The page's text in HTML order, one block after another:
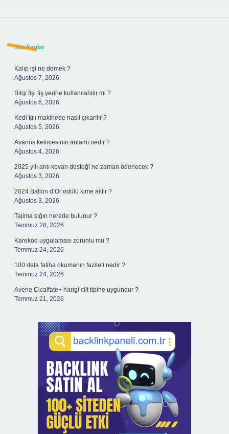
Sidebar
Son Yazılar
Kalıp işi ne demek ?
Ağustos 7, 2026
Bilgi fişi fiş yerine kullanılabilir mi ?
Ağustos 6, 2026
Kedi kılı makinede nasıl çıkarılır ?
Ağustos 5, 2026
Avanos kelimesinin anlamı nedir ?
Ağustos 4, 2026
2025 yılı arılı kovan desteği ne zaman ödenecek ?
Ağustos 3, 2026
2024 Ballon d’Or ödülü kime aittir ?
Ağustos 3, 2026
Tajima sığırı nerede bulunur ?
Temmuz 28, 2026
Karekod uygulaması zorunlu mu ?
Temmuz 24, 2026
100 defa fatiha okumanın fazileti nedir ?
Temmuz 24, 2026
Avene Cicalfate+ hangi cilt tipine uygundur ?
Temmuz 21, 2026